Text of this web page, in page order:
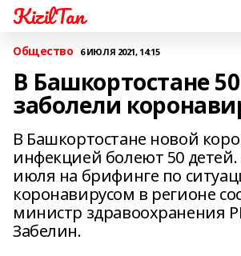
KizilTan
Общество 6 ИЮЛЯ 2021, 14:15
В Башкортостане
заболели
В Башкортостане новой
инфекцией болеют 50
июля на брифинге по
коронавирусом в регионе
министр здравоохранения
Забелин.